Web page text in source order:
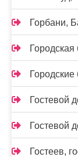
Горбани,
Городская
Гостевой
Гостевой
Гостеев,